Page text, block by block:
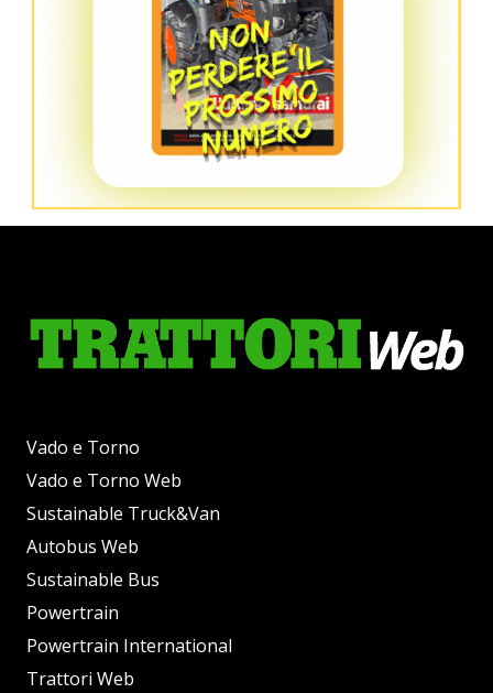
Vado e Torno
Vado e Torno Web
Sustainable Truck&Van
Autobus Web
Sustainable Bus
Powertrain
Powertrain International
Trattori Web